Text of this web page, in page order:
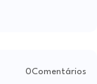
0Comentários